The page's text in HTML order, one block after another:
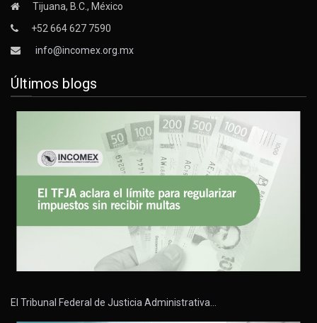
Tijuana, B.C., México
+52 664 627 7590
info@incomex.org.mx
Últimos blogs
El Tribunal Federal de Justicia Administrativa…